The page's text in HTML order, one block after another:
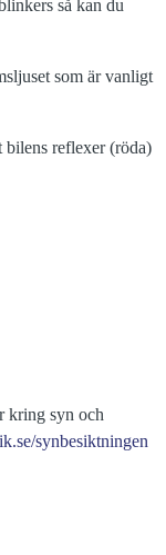
så kan du
som är vanligt
bilens reflexer (röda)
kring syn och
synbesiktningen